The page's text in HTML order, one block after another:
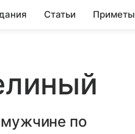
Статьи Приметы
по